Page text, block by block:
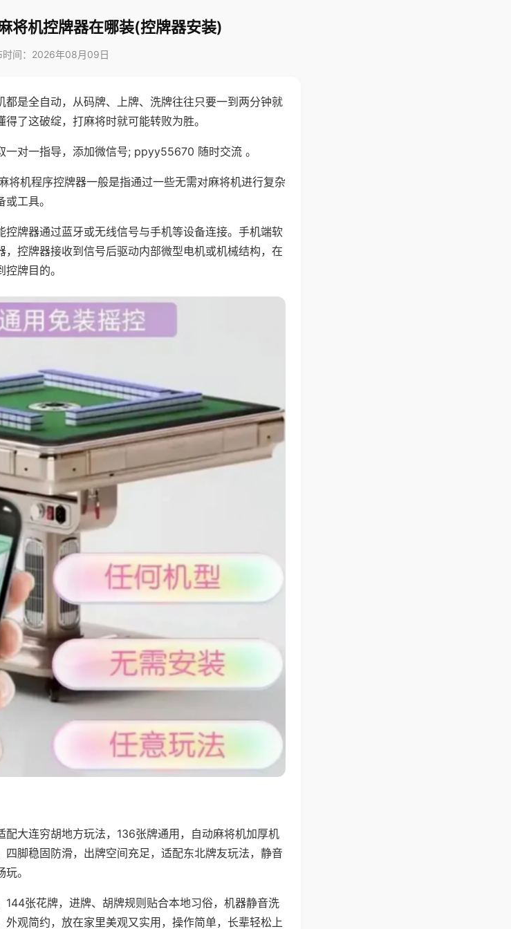
将机控牌器在哪装(控牌器安装)
时间：2026年08月09日
都是全自动，从码牌、上牌、洗牌往往只要一到两分钟就
了这破绽，打麻将时就可能转败为胜。
对一指导，添加微信号; ppyy55670 随时交流 。
将机程序控牌器一般是指通过一些无需对麻将机进行复杂
工具。
控牌器通过蓝牙或无线信号与手机等设备连接。手机端软
控牌器接收到信号后驱动内部微型电机或机械结构，在
牌目的。
配大连穷胡地方玩法，136张牌通用，自动麻将机加厚机
脚稳固防滑，出牌空间充足，适配东北牌友玩法，静音
。
张花牌，进牌、胡牌规则贴合本地习俗，机器静音洗
观简约，放在家里美观又实用，操作简单，长辈轻松上